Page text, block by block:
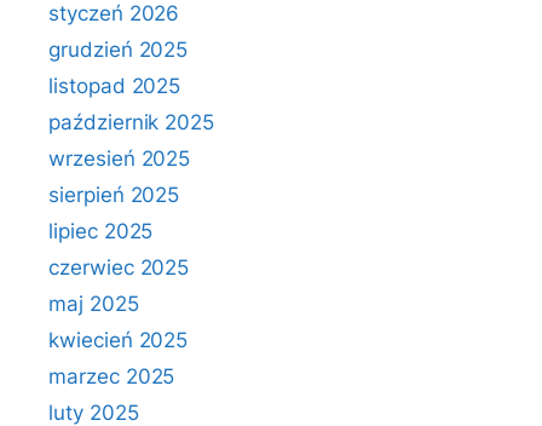
styczeń 2026
grudzień 2025
listopad 2025
październik 2025
wrzesień 2025
sierpień 2025
lipiec 2025
czerwiec 2025
maj 2025
kwiecień 2025
marzec 2025
luty 2025